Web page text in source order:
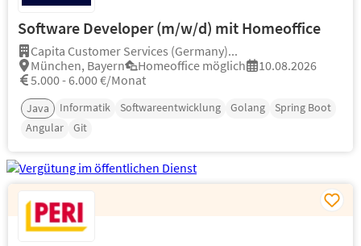
Software Developer (m/w/d) mit Homeoffice
Capita Customer Services (Germany)...
München, Bayern
Homeoffice möglich
10.08.2026
5.000 - 6.000 €/Monat
Java Informatik Softwareentwicklung Golang
Spring Boot
Angular
Git